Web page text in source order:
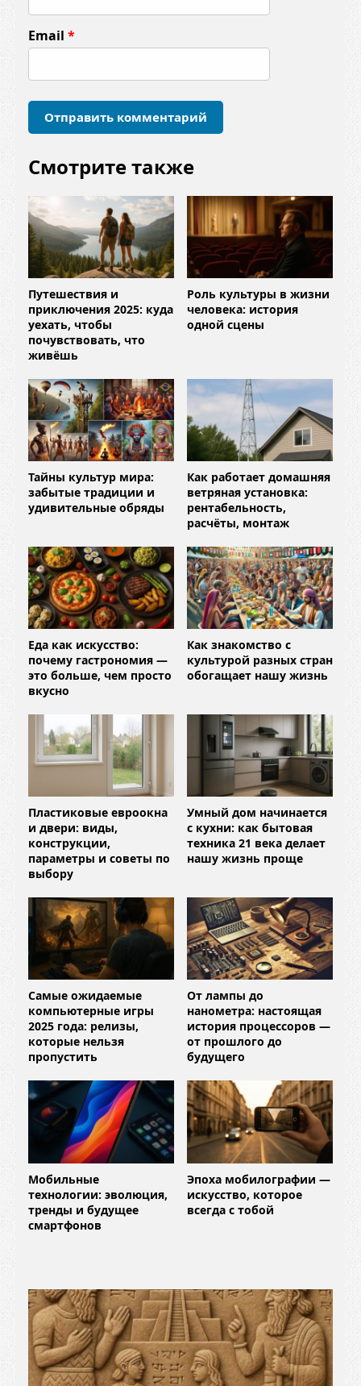
т
а
р
и
Email *
Смотрите также
Путешествия и
приключения 2025: куда
уехать, чтобы
почувствовать, что
живёшь
Роль культуры в жизни
человека: история
одной сцены
Тайны культур мира:
забытые традиции и
удивительные обряды
Как работает домашняя
ветряная установка:
рентабельность,
расчёты, монтаж
Еда как искусство:
почему гастрономия —
это больше, чем просто
вкусно
Как знакомство с
культурой разных стран
обогащает нашу жизнь
Пластиковые евроокна
и двери: виды,
конструкции,
параметры и советы по
выбору
Умный дом начинается
с кухни: как бытовая
техника 21 века делает
нашу жизнь проще
Самые ожидаемые
компьютерные игры
2025 года: релизы,
которые нельзя
пропустить
От лампы до
нанометра: настоящая
история процессоров —
от прошлого до
будущего
Мобильные
технологии: эволюция,
тренды и будущее
смартфонов
Эпоха мобилографии —
искусство, которое
всегда с тобой